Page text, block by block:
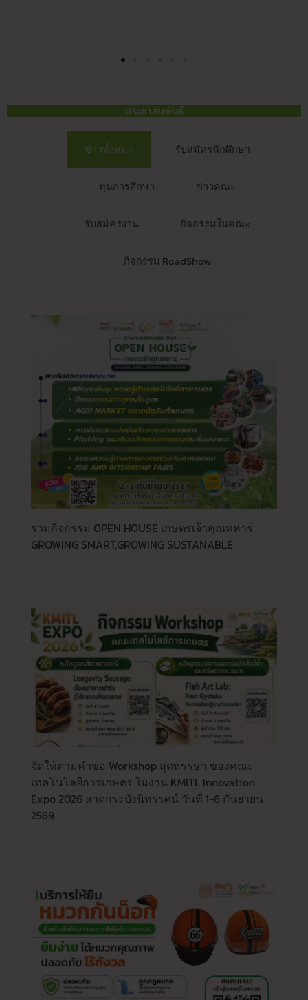
ประชาสัมพันธ์
ข่าวทั้งหมด รับสมัครนักศึกษา
ทุนการศึกษา ข่าวคณะ
รับสมัครงาน กิจกรรมในคณะ
กิจกรรม RoadShow
รวมกิจกรรม OPEN HOUSE เกษตรเจ้าคุณทหาร
GROWING SMART,GROWING SUSTANABLE
จัดให้ตามคำขอ Workshop สุดหรรษา ของคณะ
เทคโนโลยีการเกษตร ในงาน KMITL Innovation
Expo 2026 ลาดกระบังนิทรรศน์ วันที่ 1-6 กันยายน
2569